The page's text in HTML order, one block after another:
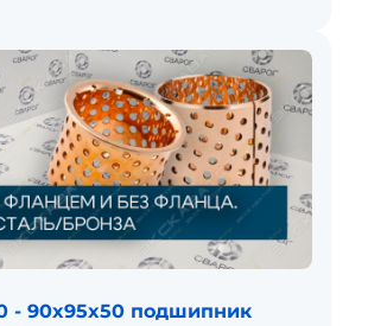
- 90x95x50 подшипник